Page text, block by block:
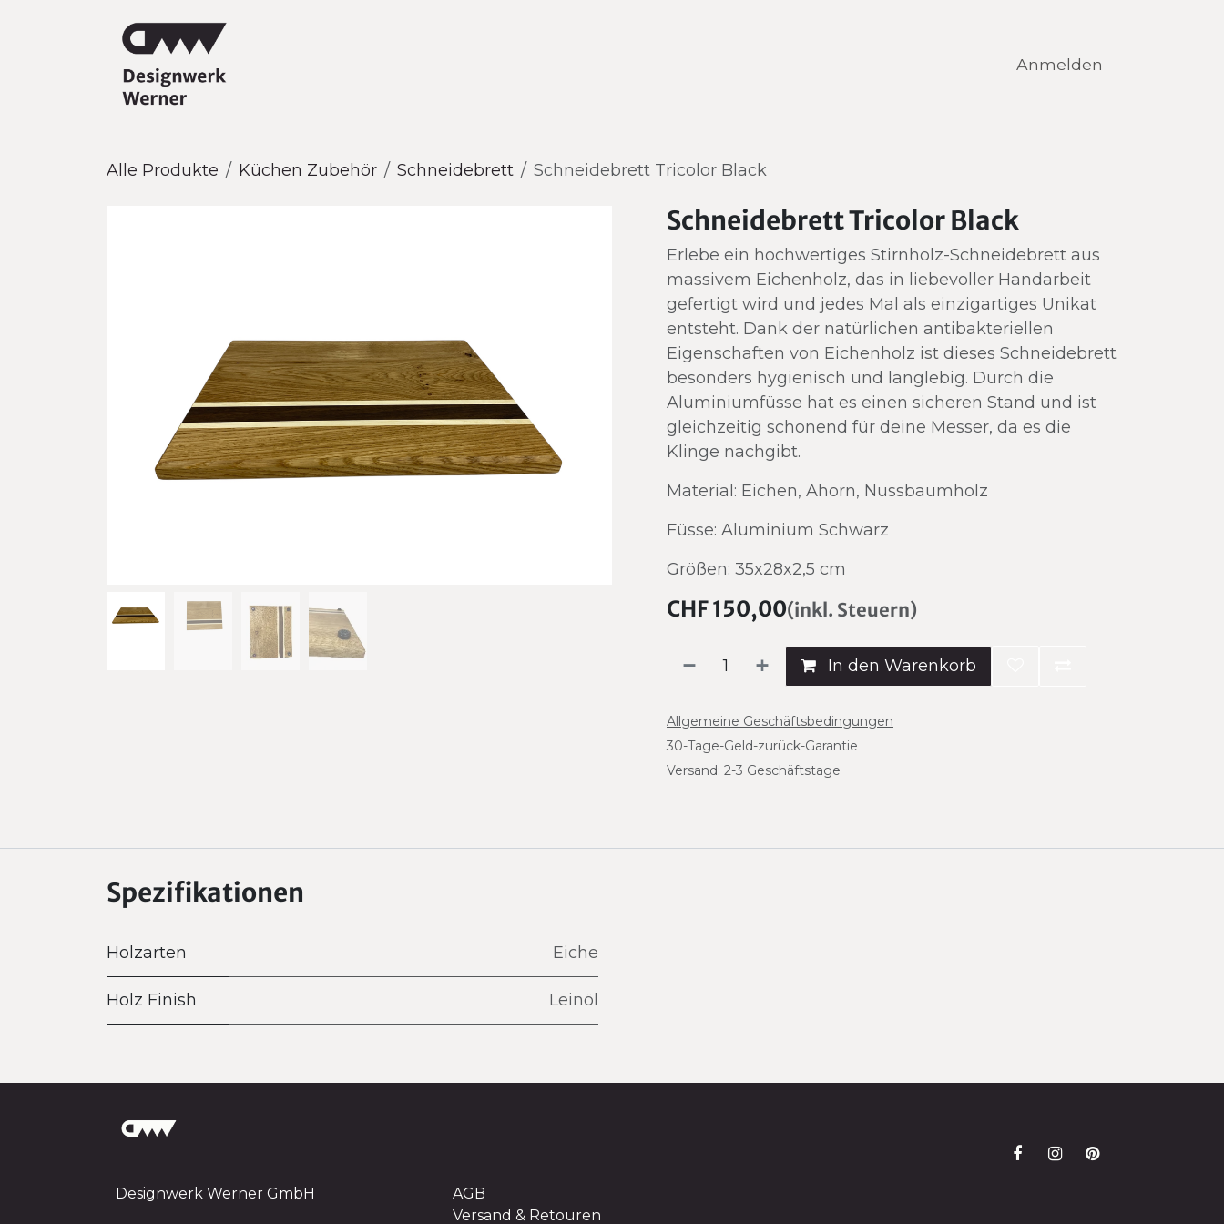
Anmelden
Alle Produkte Küchen Zubehör Schneidebrett Schneidebrett Tricolor Black
Schneidebrett Tricolor Black
Erlebe ein hochwertiges Stirnholz-Schneidebrett aus
massivem Eichenholz, das in liebevoller Handarbeit
gefertigt wird und jedes Mal als einzigartiges Unikat
entsteht. Dank der natürlichen antibakteriellen
Eigenschaften von Eichenholz ist dieses Schneidebrett
besonders hygienisch und langlebig. Durch die
Aluminiumfüsse hat es einen sicheren Stand und ist
gleichzeitig schonend für deine Messer, da es die
Klinge nachgibt.
Material: Eichen, Ahorn, Nussbaumholz
Füsse: Aluminium Schwarz
Größen: 35x28x2,5 cm
CHF150,00(inkl. Steuern)
In den Warenkorb
Allgemeine Geschäftsbedingungen
30-Tage-Geld-zurück-Garantie
Versand: 2-3 Geschäftstage
Spezifikationen
Holzarten Eiche
Holz Finish Leinöl
Designwerk Werner GmbH
AGB
Versand & Retouren